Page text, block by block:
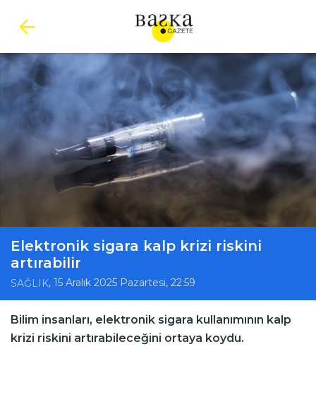
Elektronik sigara kalp krizi riskini
artırabilir
SAĞLIK, 15 Aralık 2025 Pazartesi, 22:59
Bilim insanları, elektronik sigara kullanımının kalp
krizi riskini artırabileceğini ortaya koydu.